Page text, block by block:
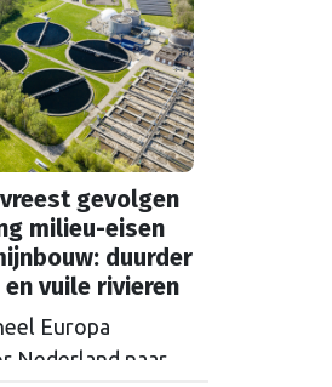
gevolgen
milieu-eisen
duurder
vuile rivieren
Europa
Nederland naar